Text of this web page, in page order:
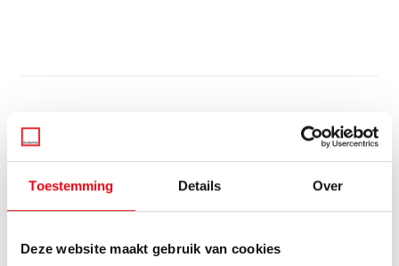
Toestemming Details Over
Deze website maakt gebruik van cookies
De populariteit van
kookeilanden